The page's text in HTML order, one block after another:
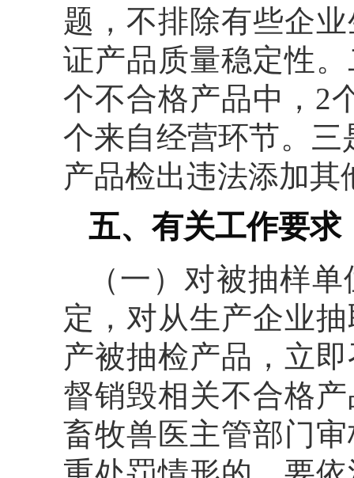
题，不排除有些企
证产品质量稳定性
个不合格产品中，2
个来自经营环节。
产品检出违法添加其
五、有关工作要求
（一）对被抽样
定，对从生产企业
产被抽检产品，立
督销毁相关不合格
畜牧兽医主管部门